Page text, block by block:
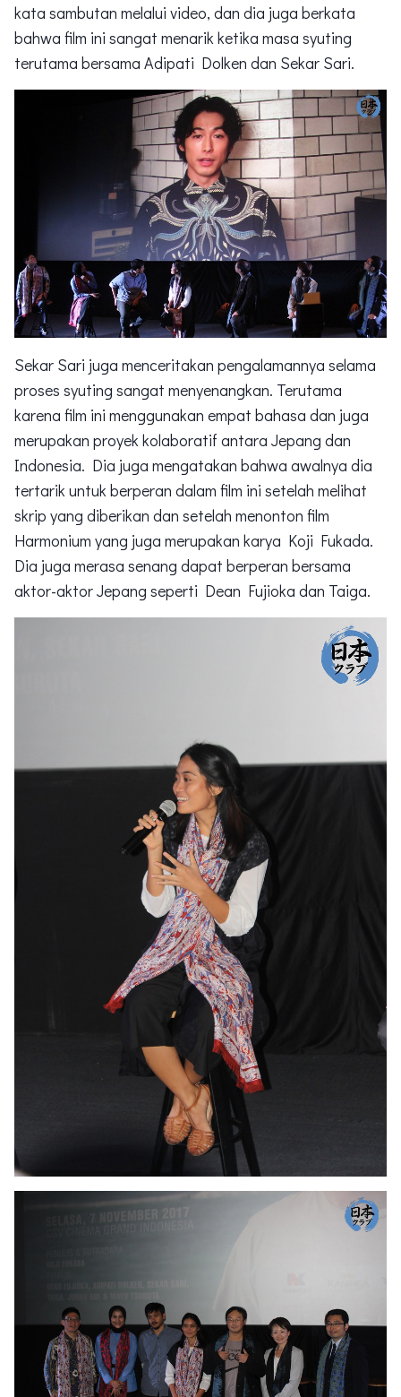
kata sambutan melalui video, dan dia juga berkata
bahwa film ini sangat menarik ketika masa syuting
terutama bersama Adipati Dolken dan Sekar Sari.
Sekar Sari juga menceritakan pengalamannya selama
proses syuting sangat menyenangkan. Terutama
karena film ini menggunakan empat bahasa dan juga
merupakan proyek kolaboratif antara Jepang dan
Indonesia. Dia juga mengatakan bahwa awalnya dia
tertarik untuk berperan dalam film ini setelah melihat
skrip yang diberikan dan setelah menonton film
Harmonium yang juga merupakan karya Koji Fukada.
Dia juga merasa senang dapat berperan bersama
aktor-aktor Jepang seperti Dean Fujioka dan Taiga.